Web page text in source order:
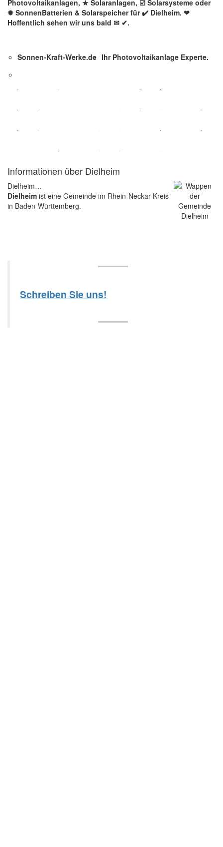
Photovoltaikanlagen, ★ Solaranlagen, ☑️ Solarsysteme oder
✹ SonnenBatterien & Solarspeicher für ✔️ Dielheim. ❤
Hoffentlich sehen wir uns bald ✉ ✔.
Sonnen-Kraft-Werke.de Ihr Photovoltaikanlage Experte.
Informationen über Dielheim
Dielheim…
Dielheim ist eine Gemeinde im Rhein-Neckar-Kreis
in Baden-Württemberg.
Schreiben Sie uns!